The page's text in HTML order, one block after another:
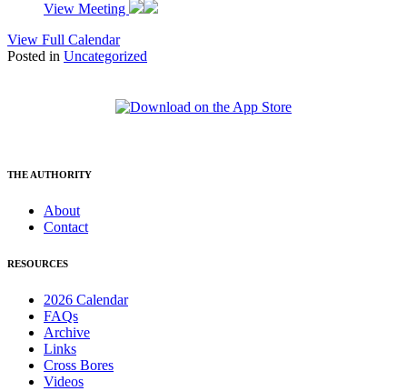
View Meeting
View Full Calendar
Posted in Uncategorized
THE AUTHORITY
About
Contact
RESOURCES
2026 Calendar
FAQs
Archive
Links
Cross Bores
Videos